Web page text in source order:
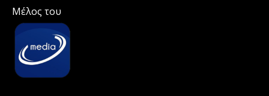
Μέλος του